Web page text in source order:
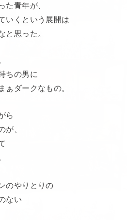
た青年が、
いくという展開は
と思った。
ちの男に
ぁダークなもの。
ら
が、
のやりとりの
ない